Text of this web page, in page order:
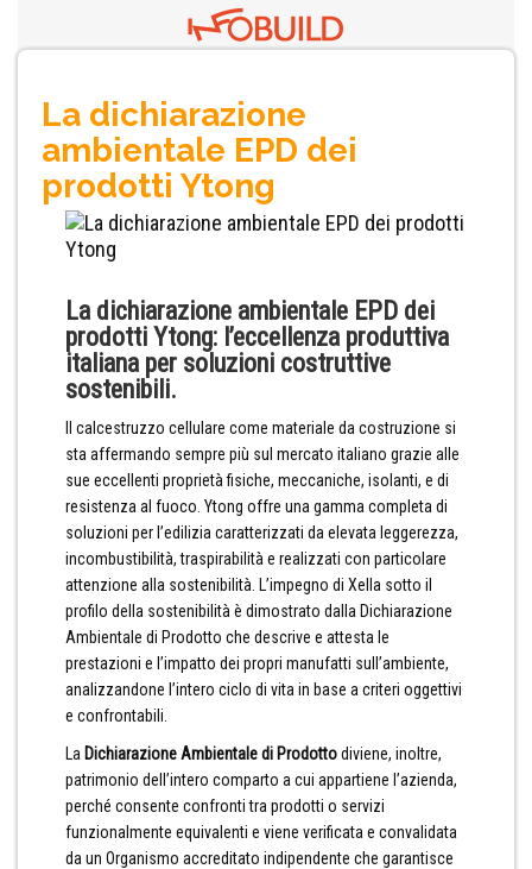
La dichiarazione
ambientale EPD dei
prodotti Ytong
La dichiarazione ambientale EPD dei
prodotti Ytong: l’eccellenza produttiva
italiana per soluzioni costruttive
sostenibili.
Il calcestruzzo cellulare come materiale da costruzione si
sta affermando sempre più sul mercato italiano grazie alle
sue eccellenti proprietà fisiche, meccaniche, isolanti, e di
resistenza al fuoco. Ytong offre una gamma completa di
soluzioni per l’edilizia caratterizzati da elevata leggerezza,
incombustibilità, traspirabilità e realizzati con particolare
attenzione alla sostenibilità. L’impegno di Xella sotto il
profilo della sostenibilità è dimostrato dalla Dichiarazione
Ambientale di Prodotto che descrive e attesta le
prestazioni e l’impatto dei propri manufatti sull’ambiente,
analizzandone l’intero ciclo di vita in base a criteri oggettivi
e confrontabili.
La Dichiarazione Ambientale di Prodottodiviene, inoltre,
patrimonio dell’intero comparto a cui appartiene l’azienda,
perché consente confronti tra prodotti o servizi
funzionalmente equivalenti e viene verificata e convalidata
da un Organismo accreditato indipendente che garantisce